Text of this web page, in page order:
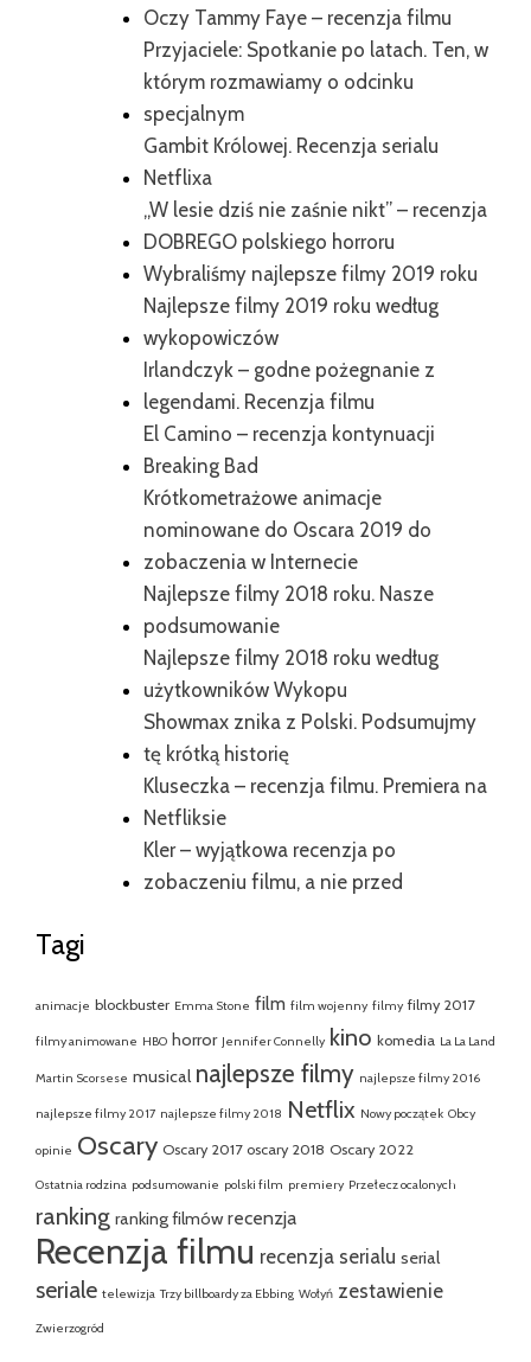
Oczy Tammy Faye – recenzja filmu
Przyjaciele: Spotkanie po latach. Ten, w
którym rozmawiamy o odcinku
specjalnym
Gambit Królowej. Recenzja serialu
Netflixa
„W lesie dziś nie zaśnie nikt” – recenzja
DOBREGO polskiego horroru
Wybraliśmy najlepsze filmy 2019 roku
Najlepsze filmy 2019 roku według
wykopowiczów
Irlandczyk – godne pożegnanie z
legendami. Recenzja filmu
El Camino – recenzja kontynuacji
Breaking Bad
Krótkometrażowe animacje
nominowane do Oscara 2019 do
zobaczenia w Internecie
Najlepsze filmy 2018 roku. Nasze
podsumowanie
Najlepsze filmy 2018 roku według
użytkowników Wykopu
Showmax znika z Polski. Podsumujmy
tę krótką historię
Kluseczka – recenzja filmu. Premiera na
Netfliksie
Kler – wyjątkowa recenzja po
zobaczeniu filmu, a nie przed
Tagi
animacje blockbuster Emma Stone film film wojenny filmy filmy 2017
filmy animowane HBO horror Jennifer Connelly kino komedia La La Land
Martin Scorsese musical najlepsze filmy najlepsze filmy 2016
najlepsze filmy 2017 najlepsze filmy 2018 Netflix Nowy początek Obcy
opinie Oscary Oscary 2017 oscary 2018 Oscary 2022
Ostatnia rodzina podsumowanie polski film premiery Przełecz ocalonych
ranking ranking filmów recenzja
Recenzja filmu recenzja serialu serial
seriale telewizja Trzy billboardy za Ebbing Wołyń zestawienie
Zwierzogród